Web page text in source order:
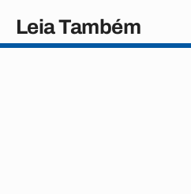
Leia Também